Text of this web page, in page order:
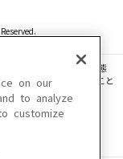
・音声等を、手段や形態
、ファイル化などすること
があります。
あります。
on our
to analyze
customize